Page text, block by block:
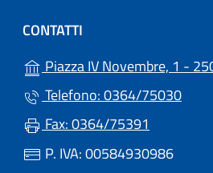
CONTATTI
Piazza IV Novembre, 1 -
Telefono: 0364/75030
Fax: 0364/75391
P. IVA: 00584930986